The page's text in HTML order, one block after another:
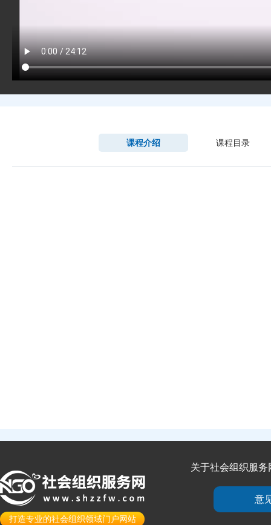
课程介绍 课程目录
打造专业的社会组织领域门户网站
关于社会组织服务
意